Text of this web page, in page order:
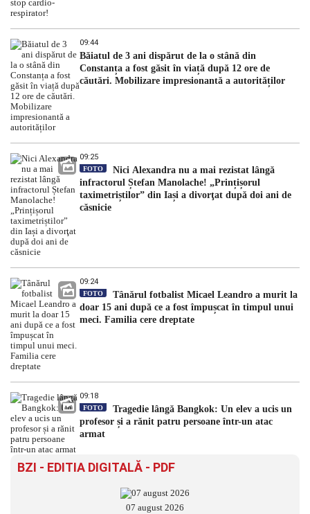
09:44
Băiatul de 3 ani dispărut de la o stână din
Constanța a fost găsit în viață după 12 ore de
căutări. Mobilizare impresionantă a autorităților
09:25
FOTO
Nici Alexandra nu a mai rezistat lângă
infractorul Ștefan Manolache! „Prințișorul
taximetriștilor” din Iași a divorţat după doi ani de
căsnicie
09:24
FOTO
Tânărul fotbalist Micael Leandro a murit la
doar 15 ani după ce a fost împușcat în timpul unui
meci. Familia cere dreptate
09:18
FOTO
Tragedie lângă Bangkok: Un elev a ucis un
profesor și a rănit patru persoane într-un atac
armat
BZI - EDITIA DIGITALĂ - PDF
07 august 2026